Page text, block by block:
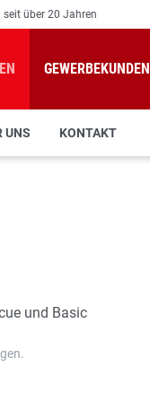
über 20 Jahren
GEWERBEKUNDEN
UNS KONTAKT
und Basic